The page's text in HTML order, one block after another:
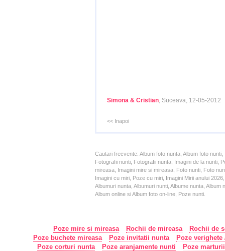
Simona & Cristian, Suceava, 12-05-2012
<< Inapoi
Cautari frecvente: Album foto nunta, Album foto
Fotografii nunti, Fotografii nunta, Imagini de la nunti,
mireasa, Imagini mire si mireasa, Foto nunti, Foto
Imagini cu miri, Poze cu miri, Imagini Mirii anului
Albumuri nunta, Albumuri nunti, Albume nunta,
Album online si Album foto on-line, Poze nunti.
Poze mire si mireasa Rochii de mireasa
Rochii de
Poze buchete mireasa
Poze invitatii nunta
Poze
Poze corturi nunta
Poze aranjamente nunti
Poze